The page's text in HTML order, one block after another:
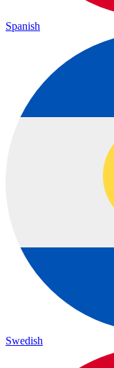
Spanish
Swedish